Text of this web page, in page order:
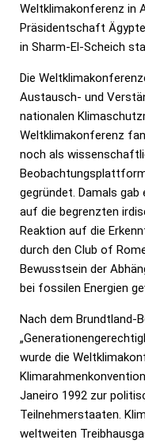
Weltklimakonferenz in
Präsidentschaft
in Sharm-El-Scheich
Die
Austausch- und
nationalen
Weltklimakonferenz
noch als
gegründet. Damals gab
auf die begrenzten
Reaktion auf die
durch den Club of
Bewusstsein der
bei fossilen Energien
Nach dem Brundtland-
wurde die
Janeiro 1992 zur
Teilnehmerstaaten.
weltweiten